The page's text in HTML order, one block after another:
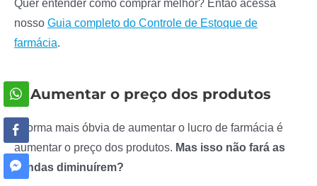
Quer entender como comprar melhor? Então acessa
nosso Guia completo do Controle de Estoque de
farmácia.
2. Aumentar o preço dos produtos
A forma mais óbvia de aumentar o lucro de farmácia é
aumentar o preço dos produtos. Mas isso não fará as
vendas diminuírem?